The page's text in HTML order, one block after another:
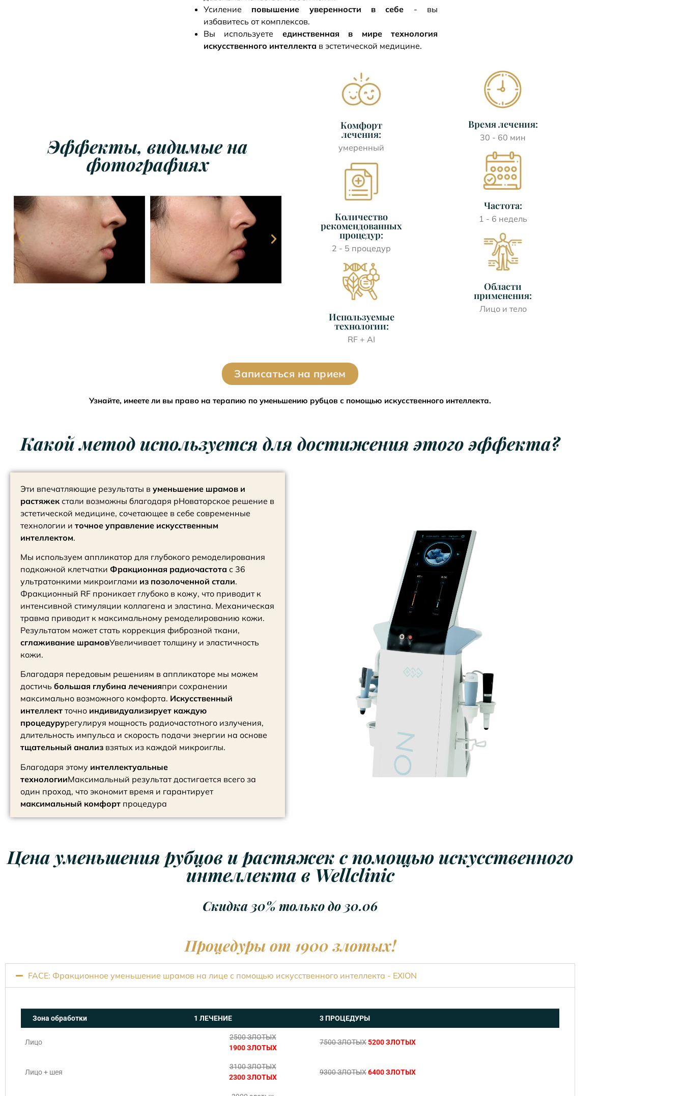
Усиление повышение уверенности в себе - вы
избавитесь от комплексов.
Вы используете единственная в мире технология
искусственного интеллекта в эстетической медицине.
Эффекты, видимые на
фотографиях
Комфорт
лечения:
умеренный
Количество
рекомендованных
процедур:
2 - 5 процедур
Используемые
технологии:
RF + AI
Время лечения:
30 - 60 мин
Частота:
1 - 6 недель
Области
применения:
Лицо и тело
Записаться на прием
Узнайте, имеете ли вы право на терапию по уменьшению рубцов с помощью искусственного интеллекта.
Какой метод используется для достижения этого эффекта?
Эти впечатляющие результаты в уменьшение шрамов и
растяжек стали возможны благодаря pНоваторское решение в
эстетической медицине, сочетающее в себе современные
технологии и точное управление искусственным
интеллектом.
Мы используем аппликатор для глубокого ремоделирования
подкожной клетчатки Фракционная радиочастота с 36
ультратонкими микроиглами из позолоченной стали.
Фракционный RF проникает глубоко в кожу, что приводит к
интенсивной стимуляции коллагена и эластина. Механическая
травма приводит к максимальному ремоделированию кожи.
Результатом может стать коррекция фиброзной ткани,
сглаживание шрамовУвеличивает толщину и эластичность
кожи.
Благодаря передовым решениям в аппликаторе мы можем
достичь большая глубина леченияпри сохранении
максимально возможного комфорта. Искусственный
интеллект точно индивидуализирует каждую
процедурурегулируя мощность радиочастотного излучения,
длительность импульса и скорость подачи энергии на основе
тщательный анализ взятых из каждой микроиглы.
Благодаря этому интеллектуальные
технологииМаксимальный результат достигается всего за
один проход, что экономит время и гарантирует
максимальный комфорт процедура
Цена уменьшения рубцов и растяжек с помощью искусственного
интеллекта в Wellclinic
Скидка 30% только до 30.06
Процедуры от 1900 злотых!
FACE: Фракционное уменьшение шрамов на лице с помощью искусственного интеллекта - EXION
Зона обработки 1 ЛЕЧЕНИЕ 3 ПРОЦЕДУРЫ
Лицо
2500 ЗЛОТЫХ
1900 ЗЛОТЫХ
7500 ЗЛОТЫХ5200 ЗЛОТЫХ
Лицо + шея
3100 ЗЛОТЫХ
2300 ЗЛОТЫХ
9300 ЗЛОТЫХ6400 ЗЛОТЫХ